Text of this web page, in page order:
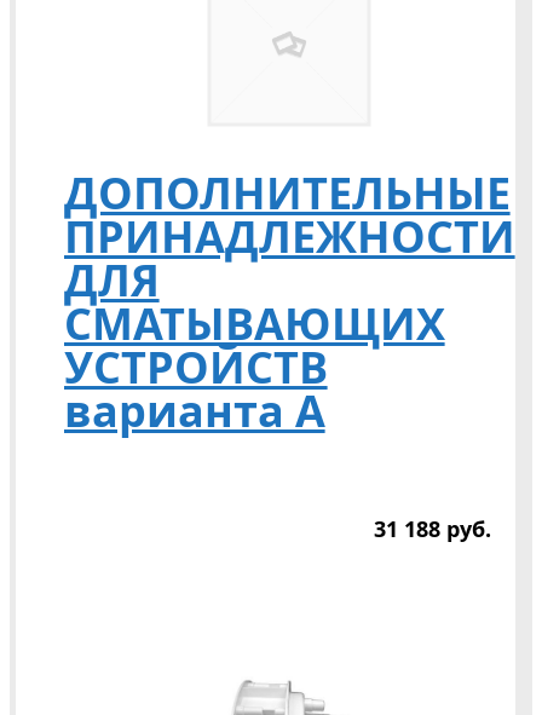
ДОПОЛНИТЕЛЬНЫЕ
ПРИНАДЛЕЖНОСТИ
ДЛЯ
СМАТЫВАЮЩИХ
УСТРОЙСТВ
варианта А
31 188 руб.